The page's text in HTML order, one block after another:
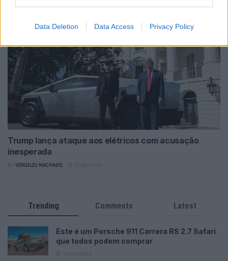
Data Deletion Data Access Privacy Policy
VIRGILIO MACHADO 08/08/2026
Trump lança ataque aos elétricos com acusação
inesperada
VIRGILIO MACHADO
Trending Comments Latest
Este é um Porsche 911 Carrera RS 2.7 Safari
que todos podem comprar